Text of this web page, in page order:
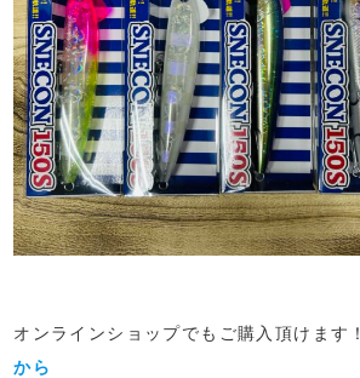
オンラインショップでもご購入頂けます！
から